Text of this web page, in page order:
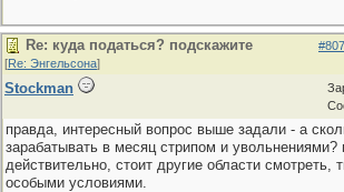
Re: куда податься? подскажите
[Re: Энгельсона]
Stockman
правда, интересный вопрос выше задали - а
зарабатывать в месяц стрипом и увольнениями?
действительно, стоит другие области смотреть,
особыми условиями.